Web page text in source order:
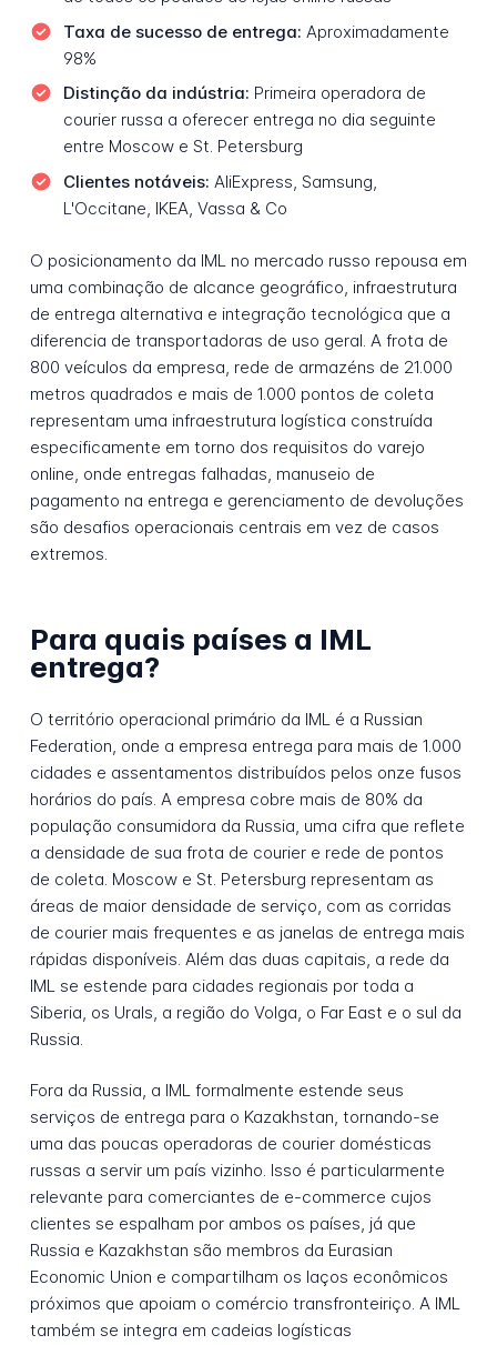
Taxa de sucesso de entrega: Aproximadamente
98%
Distinção da indústria: Primeira operadora de
courier russa a oferecer entrega no dia seguinte
entre Moscow e St. Petersburg
Clientes notáveis: AliExpress, Samsung,
L'Occitane, IKEA, Vassa & Co
O posicionamento da IML no mercado russo repousa em
uma combinação de alcance geográfico, infraestrutura
de entrega alternativa e integração tecnológica que a
diferencia de transportadoras de uso geral. A frota de
800 veículos da empresa, rede de armazéns de 21.000
metros quadrados e mais de 1.000 pontos de coleta
representam uma infraestrutura logística construída
especificamente em torno dos requisitos do varejo
online, onde entregas falhadas, manuseio de
pagamento na entrega e gerenciamento de devoluções
são desafios operacionais centrais em vez de casos
extremos.
Para quais países a IML
entrega?
O território operacional primário da IML é a Russian
Federation, onde a empresa entrega para mais de 1.000
cidades e assentamentos distribuídos pelos onze fusos
horários do país. A empresa cobre mais de 80% da
população consumidora da Russia, uma cifra que reflete
a densidade de sua frota de courier e rede de pontos
de coleta. Moscow e St. Petersburg representam as
áreas de maior densidade de serviço, com as corridas
de courier mais frequentes e as janelas de entrega mais
rápidas disponíveis. Além das duas capitais, a rede da
IML se estende para cidades regionais por toda a
Siberia, os Urals, a região do Volga, o Far East e o sul da
Russia.
Fora da Russia, a IML formalmente estende seus
serviços de entrega para o Kazakhstan, tornando-se
uma das poucas operadoras de courier domésticas
russas a servir um país vizinho. Isso é particularmente
relevante para comerciantes de e-commerce cujos
clientes se espalham por ambos os países, já que
Russia e Kazakhstan são membros da Eurasian
Economic Union e compartilham os laços econômicos
próximos que apoiam o comércio transfronteiriço. A IML
também se integra em cadeias logísticas